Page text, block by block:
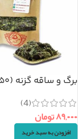
برگ و ساقه گزنه (۵۰گرم)
(4)
۸۹,۰۰۰تومان
افزودن به سبد خرید